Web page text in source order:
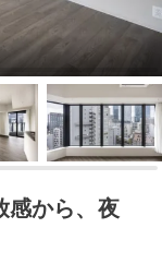
から、夜